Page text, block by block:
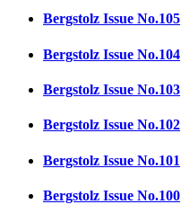
Bergstolz Issue No.105
Bergstolz Issue No.104
Bergstolz Issue No.103
Bergstolz Issue No.102
Bergstolz Issue No.101
Bergstolz Issue No.100